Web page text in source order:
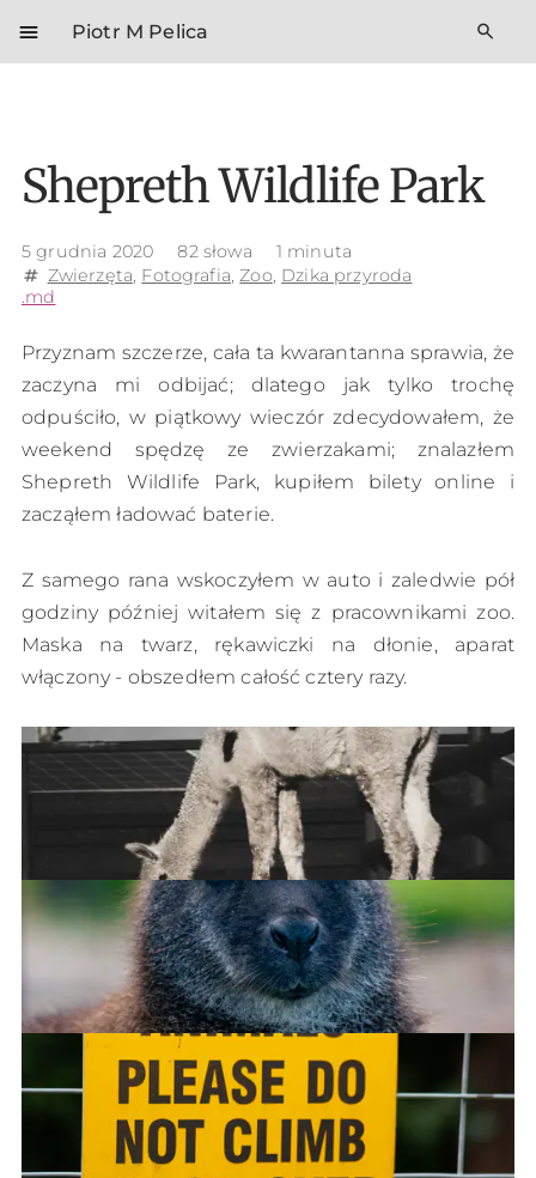
menu Piotr M Pelica search
Shepreth Wildlife Park
5 grudnia 2020 82 słowa 1 minuta
tag Zwierzęta, Fotografia,Zoo, Dzika przyroda
.md
Przyznam szczerze, cała ta kwarantanna sprawia, że
zaczyna mi odbijać; dlatego jak tylko trochę
odpuściło, w piątkowy wieczór zdecydowałem, że
weekend spędzę ze zwierzakami; znalazłem
Shepreth Wildlife Park, kupiłem bilety online i
zacząłem ładować baterie.
Z samego rana wskoczyłem w auto i zaledwie pół
godziny później witałem się z pracownikami zoo.
Maska na twarz, rękawiczki na dłonie, aparat
włączony - obszedłem całość cztery razy.
Llama
Parma Wallaby